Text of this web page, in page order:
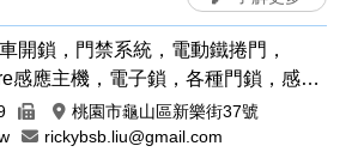
開鎖，門禁系統，電動鐵捲門，
感應主機，電子鎖，各種門鎖，感應
扣，遙控器安裝拷貝，晶片鎖匙，汽
，機車開鎖，開運印章，肚臍章/胎
桃園市龜山區新樂街37號
rickybsb.liu@gmail.com